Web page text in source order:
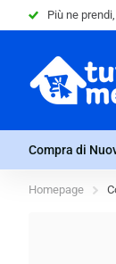
Più ne prendi,
Compra di
Homepage